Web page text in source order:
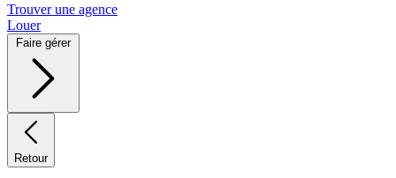
Trouver une agence
Louer
Faire gérer
Retour